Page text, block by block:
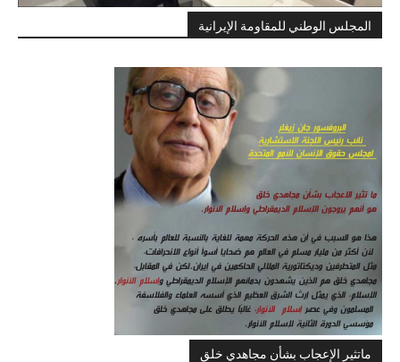
المجلس الوطني للمقاومة الإيرانية
ماتثير الإعجاب بشأن مجاهدي خلق